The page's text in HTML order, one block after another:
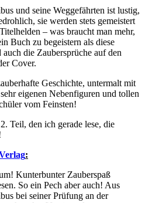
und seine Weggefährten ist lustig,
sie werden stets gemeistert
– was braucht man mehr,
Buch zu begeistern als diese
die Zaubersprüche auf den
Cover.
Geschichte, untermalt mit
eigenen Nebenfiguren und tollen
vom Feinsten!
Teil, den ich gerade lese, die
:
Kunterbunter Zauberspaß
So ein Pech aber auch! Aus
bei seiner Prüfung an der